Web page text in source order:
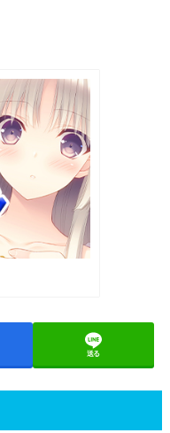
送る